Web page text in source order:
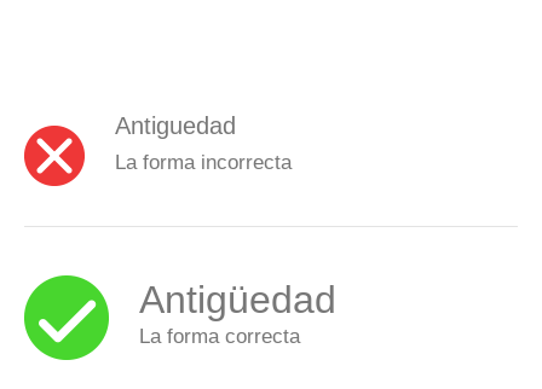
Antiguedad
La forma incorrecta
Antigüedad
La forma correcta